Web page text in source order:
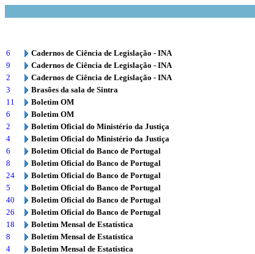
6
Cadernos de Ciência de Legislação - INA
9
Cadernos de Ciência de Legislação - INA
2
Cadernos de Ciência de Legislação - INA
3
Brasões da sala de Sintra
11
Boletim OM
6
Boletim OM
2
Boletim Oficial do Ministério da Justiça
4
Boletim Oficial do Ministério da Justiça
6
Boletim Oficial do Banco de Portugal
8
Boletim Oficial do Banco de Portugal
24
Boletim Oficial do Banco de Portugal
5
Boletim Oficial do Banco de Portugal
40
Boletim Oficial do Banco de Portugal
26
Boletim Oficial do Banco de Portugal
18
Boletim Mensal de Estatística
8
Boletim Mensal de Estatística
4
Boletim Mensal de Estatística